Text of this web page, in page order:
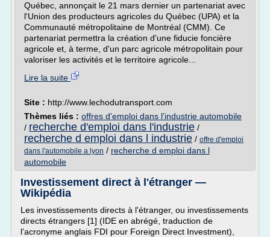
Québec, annonçait le 21 mars dernier un partenariat avec
l'Union des producteurs agricoles du Québec (UPA) et la
Communauté métropolitaine de Montréal (CMM). Ce
partenariat permettra la création d'une fiducie foncière
agricole et, à terme, d'un parc agricole métropolitain pour
valoriser les activités et le territoire agricole...
Lire la suite
Site : http://www.lechodutransport.com
Thèmes liés : offres d'emploi dans l'industrie automobile
/ recherche d'emploi dans l'industrie /
recherche d emploi dans l industrie / offre d'emploi
dans l'automobile a lyon / recherche d emploi dans l
automobile
Investissement direct à l'étranger —
Wikipédia
Les investissements directs à l'étranger, ou investissements
directs étrangers [1] (IDE en abrégé, traduction de
l'acronyme anglais FDI pour Foreign Direct Investment),